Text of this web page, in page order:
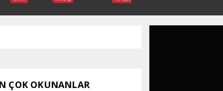
ÇOK OKUNANLAR